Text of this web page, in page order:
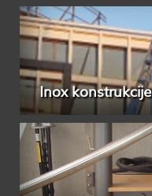
Inox konstrukcije